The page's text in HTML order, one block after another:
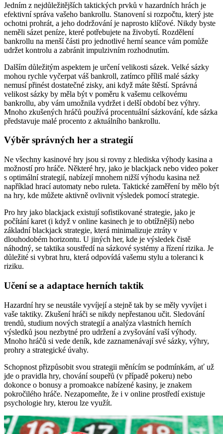
Jedním z nejdůležitějších taktických prvků v hazardních hrách je
efektivní správa vašeho bankrollu. Stanovení si rozpočtu, který jste
ochotni prohrát, a jeho dodržování je naprosto klíčové. Nikdy byste
neměli sázet peníze, které potřebujete na živobytí. Rozdělení
bankrollu na menší části pro jednotlivé herní seance vám pomůže
udržet kontrolu a zabránit impulzivním rozhodnutím.
Dalším důležitým aspektem je určení velikosti sázek. Velké sázky
mohou rychle vyčerpat váš bankroll, zatímco příliš malé sázky
nemusí přinést dostatečné zisky, ani když máte štěstí. Správná
velikost sázky by měla být v poměru k vašemu celkovému
bankrollu, aby vám umožnila vydržet i delší období bez výhry.
Mnoho zkušených hráčů používá procentuální sázkování, kde sázka
představuje malé procento z aktuálního bankrollu.
Výběr správných her a strategií
Ne všechny kasinové hry jsou si rovny z hlediska výhody kasina a
možností pro hráče. Některé hry, jako je blackjack nebo video poker
s optimální strategií, nabízejí mnohem nižší výhodu kasina než
například hrací automaty nebo ruleta. Taktické zaměření by mělo být
na hry, kde můžete aktivně ovlivnit výsledek pomocí strategie.
Pro hry jako blackjack existují sofistikované strategie, jako je
počítání karet (i když v online kasinech je to obtížnější) nebo
základní blackjack strategie, která minimalizuje ztráty v
dlouhodobém horizontu. U jiných her, kde je výsledek čistě
náhodný, se taktika soustředí na sázkové systémy a řízení rizika. Je
důležité si vybrat hru, která odpovídá vašemu stylu a toleranci k
riziku.
Učení se a adaptace herních taktik
Hazardní hry se neustále vyvíjejí a stejně tak by se měly vyvíjet i
vaše taktiky. Zkušení hráči se nikdy nepřestanou učit. Sledování
trendů, studium nových strategií a analýza vlastních herních
výsledků jsou nezbytné pro udržení a zvyšování vaší výhody.
Mnoho hráčů si vede deník, kde zaznamenávají své sázky, výhry,
prohry a strategické úvahy.
Schopnost přizpůsobit svou strategii měnícím se podmínkám, ať už
jde o pravidla hry, chování soupeřů (v případě pokeru) nebo
dokonce o bonusy a promoakce nabízené kasiny, je znakem
pokročilého hráče. Nezapomeňte, že i v online prostředí existuje
psychologie hry, kterou lze využít.